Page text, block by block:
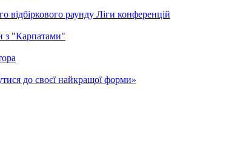
відбіркового раунду Ліги конференцій
з "Карпатами"
до своєї найкращої форми»